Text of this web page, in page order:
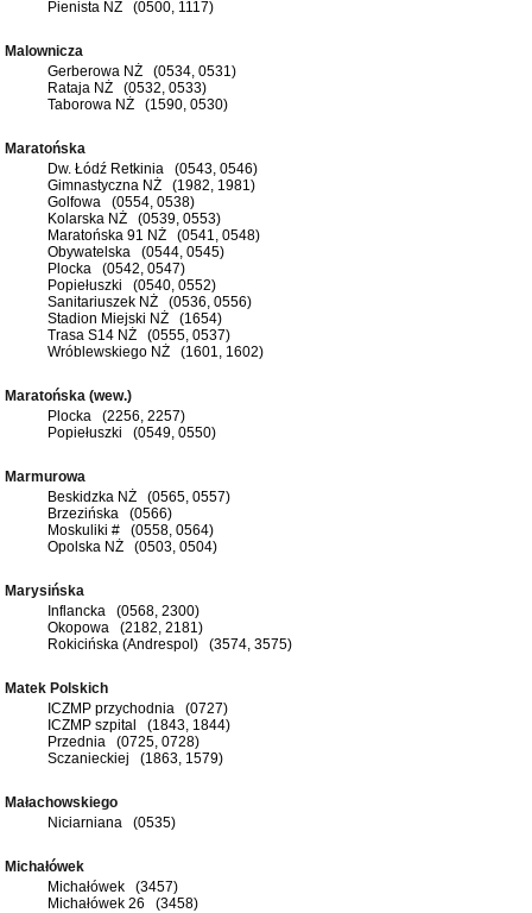
Pienista NŻ (0500, 1117)
Malownicza
Gerberowa NŻ (0534, 0531)
Rataja NŻ (0532, 0533)
Taborowa NŻ (1590, 0530)
Maratońska
Dw. Łódź Retkinia (0543, 0546)
Gimnastyczna NŻ (1982, 1981)
Golfowa (0554, 0538)
Kolarska NŻ (0539, 0553)
Maratońska 91 NŻ (0541, 0548)
Obywatelska (0544, 0545)
Plocka (0542, 0547)
Popiełuszki (0540, 0552)
Sanitariuszek NŻ (0536, 0556)
Stadion Miejski NŻ (1654)
Trasa S14 NŻ (0555, 0537)
Wróblewskiego NŻ (1601, 1602)
Maratońska (wew.)
Plocka (2256, 2257)
Popiełuszki (0549, 0550)
Marmurowa
Beskidzka NŻ (0565, 0557)
Brzezińska (0566)
Moskuliki # (0558, 0564)
Opolska NŻ (0503, 0504)
Marysińska
Inflancka (0568, 2300)
Okopowa (2182, 2181)
Rokicińska (Andrespol) (3574, 3575)
Matek Polskich
ICZMP przychodnia (0727)
ICZMP szpital (1843, 1844)
Przednia (0725, 0728)
Sczanieckiej (1863, 1579)
Małachowskiego
Niciarniana (0535)
Michałówek
Michałówek (3457)
Michałówek 26 (3458)